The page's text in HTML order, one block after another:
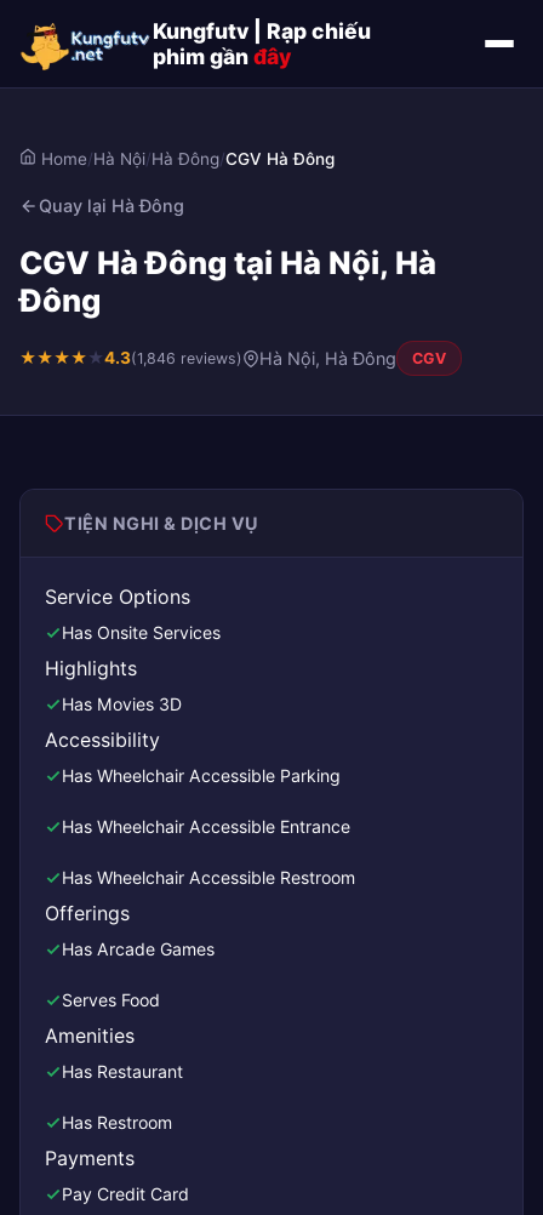
Kungfutv | Rạp chiếu
phim gầnđây
Home/Hà Nội/Hà Đông/CGV Hà Đông
Quay lại Hà Đông
CGV Hà Đông tại Hà Nội, Hà
Đông
★★★★★4.3(1,846 reviews) Hà Nội, Hà Đông CGV
TIỆN NGHI & DỊCH VỤ
Service Options
Has Onsite Services
Highlights
Has Movies 3D
Accessibility
Has Wheelchair Accessible Parking
Has Wheelchair Accessible Entrance
Has Wheelchair Accessible Restroom
Offerings
Has Arcade Games
Serves Food
Amenities
Has Restaurant
Has Restroom
Payments
Pay Credit Card